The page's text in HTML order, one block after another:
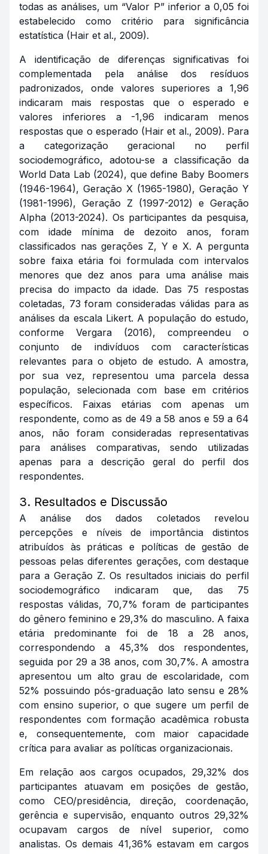
todas as análises, um “Valor P” inferior a 0,05 foi
estabelecido como critério para significância
estatística (Hair et al., 2009).
A identificação de diferenças significativas foi
complementada pela análise dos resíduos
padronizados, onde valores superiores a 1,96
indicaram mais respostas que o esperado e
valores inferiores a -1,96 indicaram menos
respostas que o esperado (Hair et al., 2009). Para
a categorização geracional no perfil
sociodemográfico, adotou-se a classificação da
World Data Lab (2024), que define Baby Boomers
(1946-1964), Geração X (1965-1980), Geração Y
(1981-1996), Geração Z (1997-2012) e Geração
Alpha (2013-2024). Os participantes da pesquisa,
com idade mínima de dezoito anos, foram
classificados nas gerações Z, Y e X. A pergunta
sobre faixa etária foi formulada com intervalos
menores que dez anos para uma análise mais
precisa do impacto da idade. Das 75 respostas
coletadas, 73 foram consideradas válidas para as
análises da escala Likert. A população do estudo,
conforme Vergara (2016), compreendeu o
conjunto de indivíduos com características
relevantes para o objeto de estudo. A amostra,
por sua vez, representou uma parcela dessa
população, selecionada com base em critérios
específicos. Faixas etárias com apenas um
respondente, como as de 49 a 58 anos e 59 a 64
anos, não foram consideradas representativas
para análises comparativas, sendo utilizadas
apenas para a descrição geral do perfil dos
respondentes.
3. Resultados e Discussão
A análise dos dados coletados revelou
percepções e níveis de importância distintos
atribuídos às práticas e políticas de gestão de
pessoas pelas diferentes gerações, com destaque
para a Geração Z. Os resultados iniciais do perfil
sociodemográfico indicaram que, das 75
respostas válidas, 70,7% foram de participantes
do gênero feminino e 29,3% do masculino. A faixa
etária predominante foi de 18 a 28 anos,
correspondendo a 45,3% dos respondentes,
seguida por 29 a 38 anos, com 30,7%. A amostra
apresentou um alto grau de escolaridade, com
52% possuindo pós-graduação lato sensu e 28%
com ensino superior, o que sugere um perfil de
respondentes com formação acadêmica robusta
e, consequentemente, com maior capacidade
crítica para avaliar as políticas organizacionais.
Em relação aos cargos ocupados, 29,32% dos
participantes atuavam em posições de gestão,
como CEO/presidência, direção, coordenação,
gerência e supervisão, enquanto outros 29,32%
ocupavam cargos de nível superior, como
analistas. Os demais 41,36% estavam em cargos